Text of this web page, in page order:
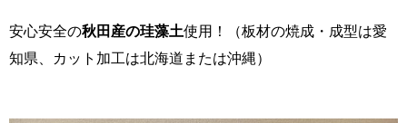
安心安全の秋田産の珪藻土使用！（板材の焼成・成型は愛
知県、カット加工は北海道または沖縄）